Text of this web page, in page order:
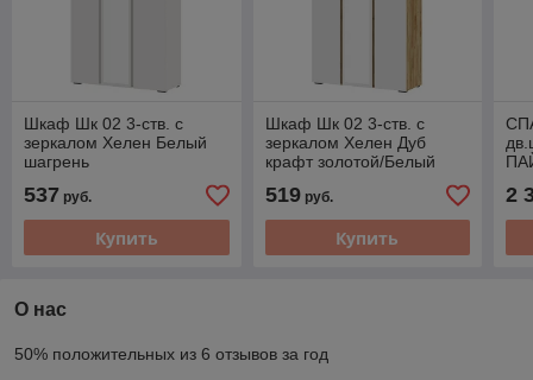
Шкаф Шк 02 3-ств. с
зеркалом Хелен Белый
шагрень
537 руб.
Купить
Шкаф Шк 02 3-ств. с
зеркалом Хелен Дуб
крафт золотой/Белый
519руб.
Купить
2
О нас
50% положительных из 6 отзывов за год